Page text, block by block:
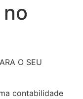
O SEU
contabilidade